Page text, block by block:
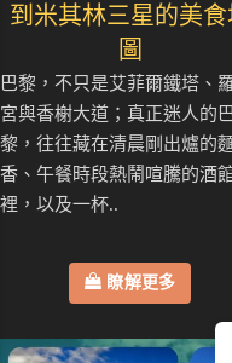
到米其林三星的美食
圖
巴黎，不只是艾菲爾鐵塔、
宮與香榭大道；真正迷人的
黎，往往藏在清晨剛出爐的
香、午餐時段熱鬧喧騰的酒
裡，以及一杯..
瞭解更多